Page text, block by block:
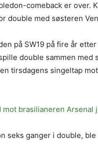
comeback er over.
double med søsteren
på SW19 på fire år etter
double sammen med
tirsdagens singeltap
brasilianeren
seks ganger i double,